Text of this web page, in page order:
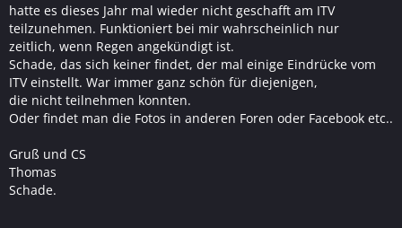
hatte es dieses Jahr mal wieder nicht geschafft am ITV
teilzunehmen. Funktioniert bei mir wahrscheinlich nur
zeitlich, wenn Regen angekündigt ist.
Schade, das sich keiner findet, der mal einige Eindrücke vom
ITV einstellt. War immer ganz schön für diejenigen,
die nicht teilnehmen konnten.
Oder findet man die Fotos in anderen Foren oder Facebook etc..
Gruß und CS
Thomas
Schade.